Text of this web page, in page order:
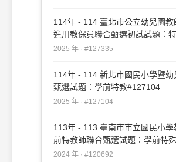
114年 - 114 臺北市公立幼兒園教
進用教保員聯合甄選初試試題：特
能#127335
2025 年 · #127335
114年 - 114 新北市國民小學暨幼
甄選試題：學前特教#127104
2025 年 · #127104
113年 - 113 臺南市市立國民小學
前特教師聯合甄選試題：學前特殊
科目#120692
2024 年 · #120692